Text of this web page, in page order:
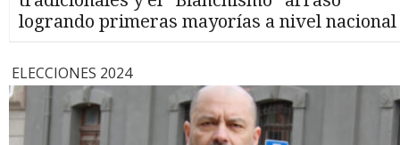
logrando primeras mayorías a nivel nacional
ELECCIONES 2024